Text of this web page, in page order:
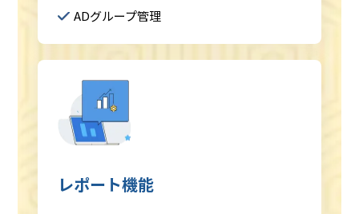
ADグループ管理
レポート機能